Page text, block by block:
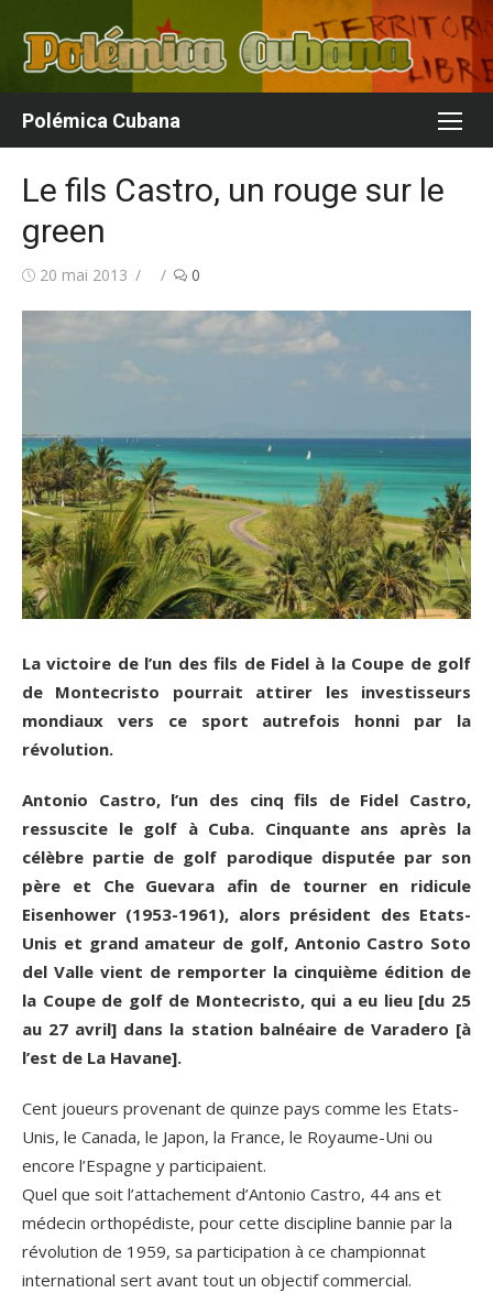
contenu
Polémica Cubana
Le fils Castro, un rouge sur le
green
Publié20 mai 2013 Auteur/autrice
0
La victoire de l’un des fils de Fidel à la Coupe de golf
de Montecristo pourrait attirer les investisseurs
mondiaux vers ce sport autrefois honni par la
révolution.
Antonio Castro, l’un des cinq fils de Fidel Castro,
ressuscite le golf à Cuba. Cinquante ans après la
célèbre partie de golf parodique disputée par son
père et Che Guevara afin de tourner en ridicule
Eisenhower (1953-1961), alors président des Etats-
Unis et grand amateur de golf, Antonio Castro Soto
del Valle vient de remporter la cinquième édition de
la Coupe de golf de Montecristo, qui a eu lieu [du 25
au 27 avril] dans la station balnéaire de Varadero [à
l’est de La Havane].
Cent joueurs provenant de quinze pays comme les Etats-
Unis, le Canada, le Japon, la France, le Royaume-Uni ou
encore l’Espagne y participaient.
Quel que soit l’attachement d’Antonio Castro, 44 ans et
médecin orthopédiste, pour cette discipline bannie par la
révolution de 1959, sa participation à ce championnat
international sert avant tout un objectif commercial.